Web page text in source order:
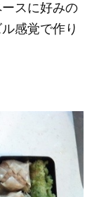
スに好みの
感覚で作り